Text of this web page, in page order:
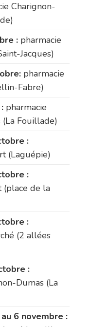
Charignon-
: pharmacie
Jacques)
pharmacie
Fabre)
pharmacie
Fouillade)
:
(Laguépie)
:
(place de la
:
(2 allées
:
Dumas (La
6 novembre :